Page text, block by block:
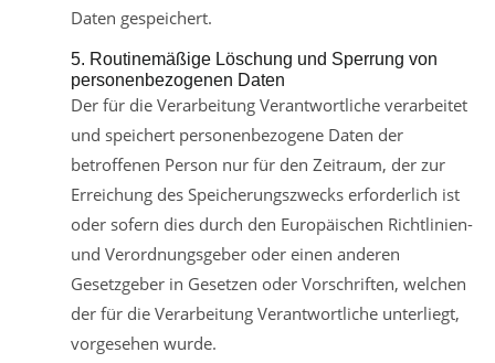
Daten gespeichert.
5. Routinemäßige Löschung und Sperrung von
personenbezogenen Daten
Der für die Verarbeitung Verantwortliche verarbeitet
und speichert personenbezogene Daten der
betroffenen Person nur für den Zeitraum, der zur
Erreichung des Speicherungszwecks erforderlich ist
oder sofern dies durch den Europäischen Richtlinien-
und Verordnungsgeber oder einen anderen
Gesetzgeber in Gesetzen oder Vorschriften, welchen
der für die Verarbeitung Verantwortliche unterliegt,
vorgesehen wurde.